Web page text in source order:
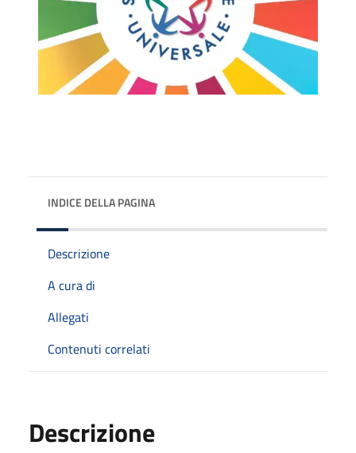
INDICE DELLA PAGINA
Descrizione
A cura di
Allegati
Contenuti correlati
Descrizione